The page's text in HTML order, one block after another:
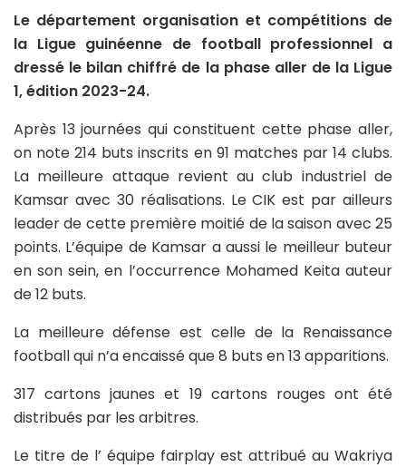
Le département organisation et compétitions de
la Ligue guinéenne de football professionnel a
dressé le bilan chiffré de la phase aller de la Ligue
1, édition 2023-24.
Après 13 journées qui constituent cette phase aller,
on note 214 buts inscrits en 91 matches par 14 clubs.
La meilleure attaque revient au club industriel de
Kamsar avec 30 réalisations. Le CIK est par ailleurs
leader de cette première moitié de la saison avec 25
points. L’équipe de Kamsar a aussi le meilleur buteur
en son sein, en l’occurrence Mohamed Keita auteur
de 12 buts.
La meilleure défense est celle de la Renaissance
football qui n’a encaissé que 8 buts en 13 apparitions.
317 cartons jaunes et 19 cartons rouges ont été
distribués par les arbitres.
Le titre de l’ équipe fairplay est attribué au Wakriya